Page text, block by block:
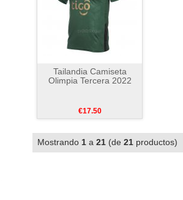
Tailandia Camiseta
Olimpia Tercera 2022
€17.50
Mostrando 1 a 21 (de 21 productos)